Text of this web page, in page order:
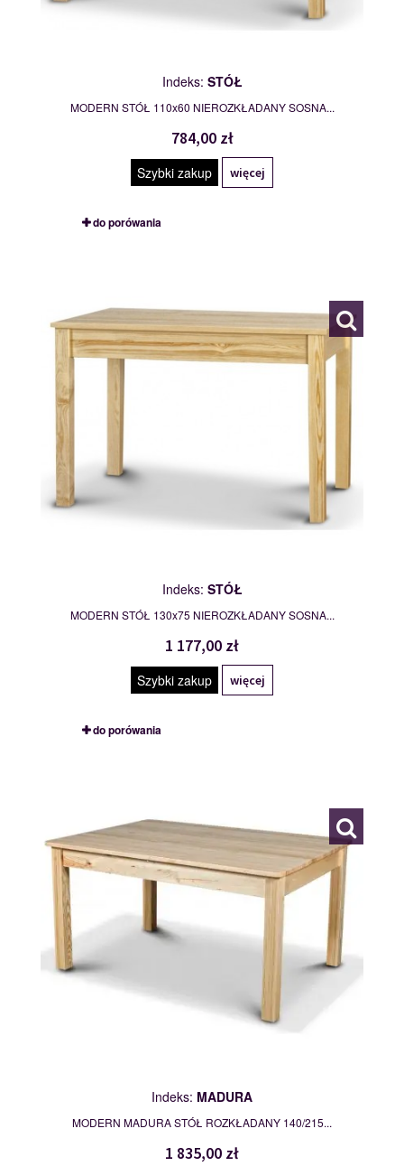
Indeks: STÓŁ
MODERN STÓŁ 110x60 NIEROZKŁADANY SOSNA...
784,00 zł
Szybki zakup więcej
do porówania
Indeks: STÓŁ
MODERN STÓŁ 130x75 NIEROZKŁADANY SOSNA...
1 177,00 zł
Szybki zakup więcej
do porówania
Indeks: MADURA
MODERN MADURA STÓŁ ROZKŁADANY 140/215...
1 835,00 zł